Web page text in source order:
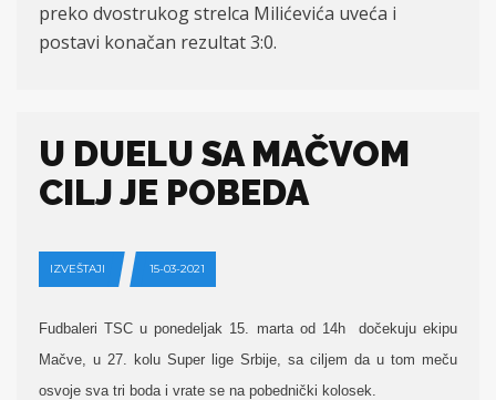
preko dvostrukog strelca Milićevića uveća i
postavi konačan rezultat 3:0.
U DUELU SA MAČVOM
CILJ JE POBEDA
IZVEŠTAJI 15-03-2021
Fudbaleri TSC u ponedeljak 15. marta od 14h dočekuju ekipu
Mačve, u 27. kolu Super lige Srbije, sa ciljem da u tom meču
osvoje sva tri boda i vrate se na pobednički kolosek.